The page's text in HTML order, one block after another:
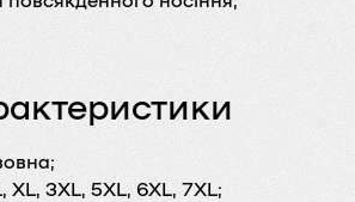
XL, 3XL, 5XL, 6XL, 7XL;